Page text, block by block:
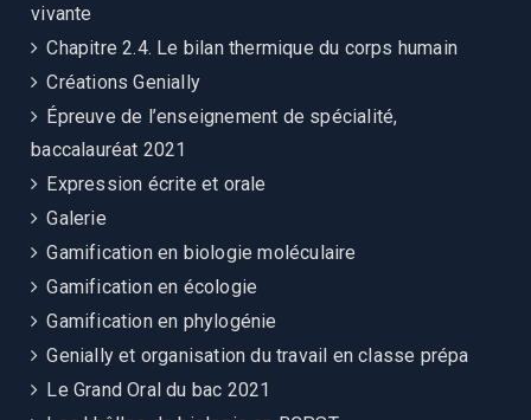
vivante
Chapitre 2.4. Le bilan thermique du corps humain
Créations Genially
Épreuve de l’enseignement de spécialité,
baccalauréat 2021
Expression écrite et orale
Galerie
Gamification en biologie moléculaire
Gamification en écologie
Gamification en phylogénie
Genially et organisation du travail en classe prépa
Le Grand Oral du bac 2021